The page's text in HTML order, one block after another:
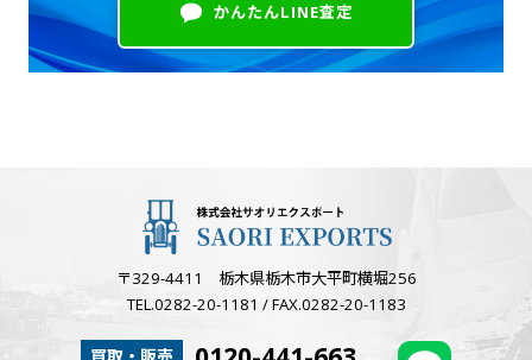
かんたんLINE査定
〒329-4411 栃木県栃木市大平町横堀256
TEL.0282-20-1181 / FAX.0282-20-1183